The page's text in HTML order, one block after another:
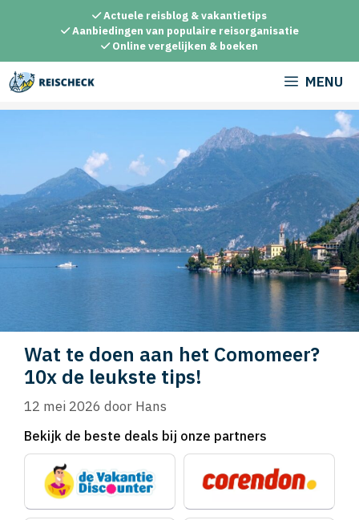
inhoud
Actuele reisblog & vakantietips
Aanbiedingen van populaire reisorganisatie
Online vergelijken & boeken
MENU
Wat te doen aan het Comomeer?
10x de leukste tips!
12 mei 2026 door Hans
Bekijk de beste deals bij onze partners